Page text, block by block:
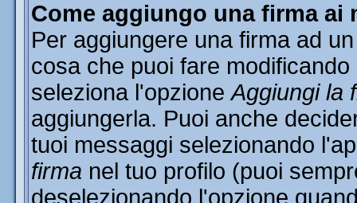
Come aggiungo una firma ai
Per aggiungere una firma ad
cosa che puoi fare
seleziona l'opzioneAggiungi la
aggiungerla. Puoi anche
tuoi messaggi selezionando
firma nel tuo profilo (puoi
deselezionando l'opzione